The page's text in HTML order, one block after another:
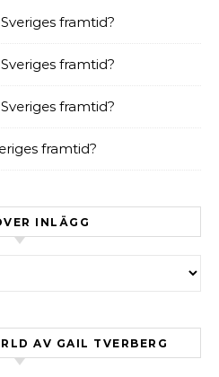
framtid?
framtid?
framtid?
framtid?
INLÄGG
AV GAIL TVERBERG